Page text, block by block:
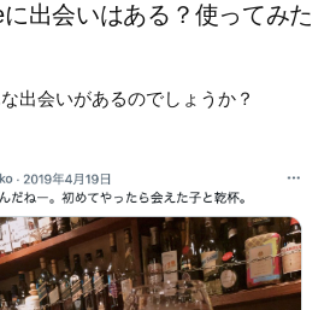
出会いはある？使ってみた
出会いがあるのでしょうか？